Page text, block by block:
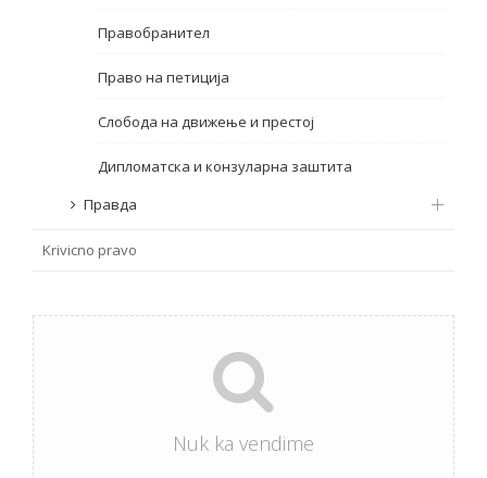
Правобранител
Право на петиција
Слобода на движење и престој
Дипломатска и конзуларна заштита
Правда
Krivicno pravo
Nuk ka vendime